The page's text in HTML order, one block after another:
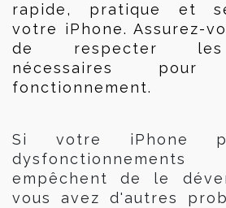
rapide, pratique et
votre iPhone. Assurez-
de respecter les
nécessaires
fonctionnement.
Si votre iPhone
empêchent de le
vous avez d'autres